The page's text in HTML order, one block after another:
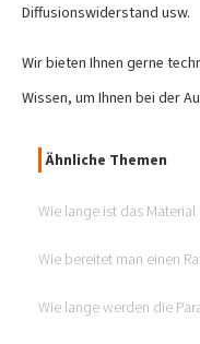
Diffusionswiderstand usw.
Wir bieten Ihnen gerne
Wissen, um Ihnen bei der
Ähnliche Themen
Wie lange ist das Material
Wie bereitet man einen
Wie lange werden die